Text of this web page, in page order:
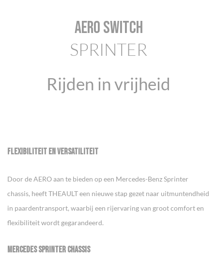
AERO SWITCH
SPRINTER
Rijden in vrijheid
FLEXIBILITEIT EN VERSATILITEIT
Door de AERO aan te bieden op een Mercedes-Benz Sprinter
chassis, heeft THEAULT een nieuwe stap gezet naar uitmuntendheid
in paardentransport, waarbij een rijervaring van groot comfort en
flexibiliteit wordt gegarandeerd.
MERCEDES SPRINTER CHASSIS